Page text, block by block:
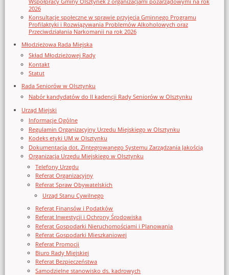
2026
Konsultacje społeczne w sprawie przyjęcia Gminnego Programu
Profilaktyki i Rozwiązywania Problemów Alkoholowych oraz
Przeciwdziałania Narkomanii na rok 2026
Młodzieżowa Rada Miejska
Skład Młodzieżowej Rady
Kontakt
Statut
Rada Seniorów w Olsztynku
Nabór kandydatów do II kadencji Rady Seniorów w Olsztynku
Urząd Miejski
Informacje Ogólne
Regulamin Organizacyjny Urzedu Miejskiego w Olsztynku
Kodeks etyki UM w Olsztynku
Dokumentacja dot. Zintegrowanego Systemu Zarządzania Jakością
Organizacja Urzędu Miejskiego w Olsztynku
Telefony Urzędu
Referat Organizacyjny
Referat Spraw Obywatelskich
Urząd Stanu Cywilnego
Referat Finansów i Podatków
Referat Inwestycji i Ochrony Środowiska
Referat Gospodarki Nieruchomościami i Planowania
Referat Gospodarki Mieszkaniowej
Referat Promocji
Biuro Rady Miejskiej
Referat Bezpieczeństwa
Samodzielne stanowisko ds. kadrowych